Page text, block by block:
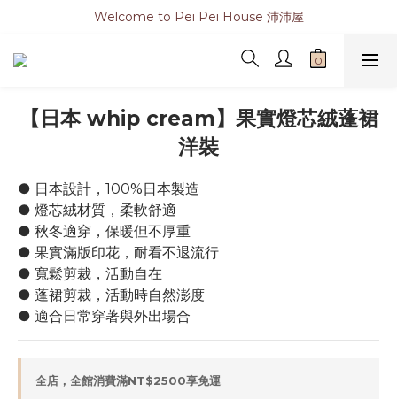
Welcome to Pei Pei House 沛沛屋
【日本 whip cream】果實燈芯絨蓬裙
洋裝
● 日本設計，100%日本製造
● 燈芯絨材質，柔軟舒適
● 秋冬適穿，保暖但不厚重
● 果實滿版印花，耐看不退流行
● 寬鬆剪裁，活動自在
● 蓬裙剪裁，活動時自然澎度
● 適合日常穿著與外出場合
全店，全館消費滿NT$2500享免運